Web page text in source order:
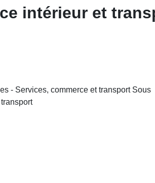
intérieur et
- Services, commerce et transport Sous